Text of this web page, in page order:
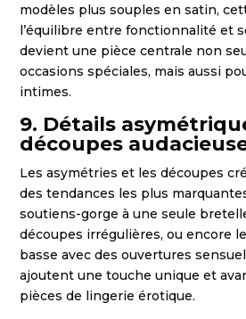
modèles plus souples en satin,
l’équilibre entre fonctionnalité et
devient une pièce centrale non
occasions spéciales, mais aussi
intimes.
9. Détails
découpes
Les asymétries et les découpes
des tendances les plus
soutiens-gorge à une seule
découpes irrégulières, ou encore
basse avec des ouvertures
ajoutent une touche unique et
pièces de lingerie érotique.